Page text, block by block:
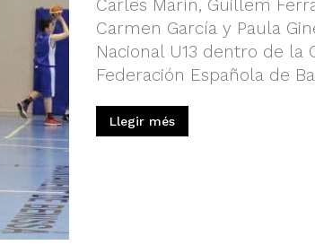
Carles Marín, Guillem
Carmen García y Paula
Nacional U13 dentro de la
Federación Española de
Llegir més